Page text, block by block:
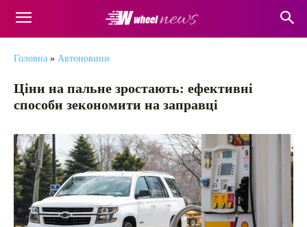
Головна » Автоновини
Ціни на пальне зростають: ефективні
способи зекономити на заправці